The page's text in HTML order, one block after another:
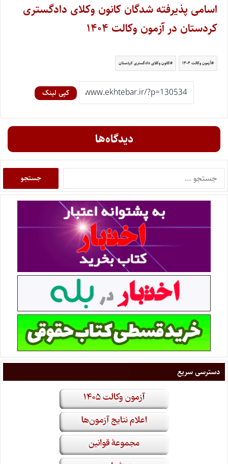
اسامی پذیرفته شدگان کانون وکلای دادگستری
کردستان در آزمون وکالت ۱۴۰۴
آزمون وکالت ۱۴۰۴ کانون وکلای دادگستری کردستان
کپی لینک
دیدگاه‌ها
دسترسی سریع